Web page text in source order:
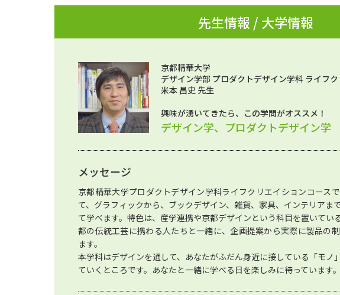
先生情報 / 大学情報
京都精華大学
デザイン学部 プロダクトデザイン学科 ライフ
米本 昌史 先生
興味が湧いてきたら、この学問がオススメ！
デザイン学、プロダクトデザイン学
メッセージ
京都精華大学プロダクトデザイン学科ライフクリエイションコース
て、グラフィックから、ブックデザイン、雑貨、家具、インテリアま
て学べます。特色は、産学連携や京都デザインという科目を置いてい
都の伝統工芸に携わる人たちと一緒に、企画提案から実際に製品の
ます。
本学科はデザインを通して、あなたがふだん身近に接している「モノ
ていくところです。あなたと一緒に学べる日を楽しみに待っています。